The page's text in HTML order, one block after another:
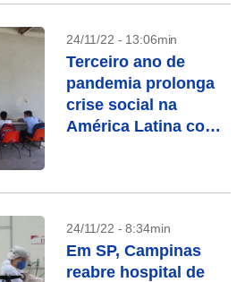
24/11/22 - 13:06min
Terceiro ano de
pandemia prolonga
crise social na
América Latina com
Cepal
24/11/22 - 8:34min
Em SP, Campinas
reabre hospital de